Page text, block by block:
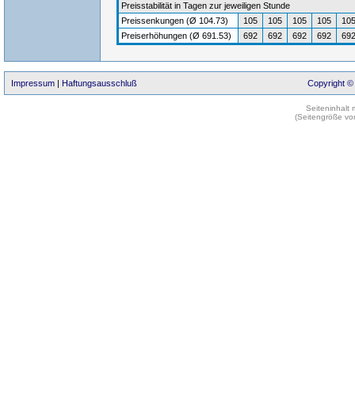
Preisstabilität in Tagen zur jeweiligen Stunde
Preissenkungen (Ø 104.73)
105 105 105 105
105
Preiserhöhungen (Ø 691.53)
692 692 692 692 692
Impressum | Haftungsausschluß Copyright ©
Seiteninhalt
(Seitengröße